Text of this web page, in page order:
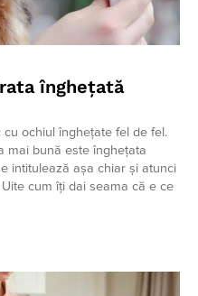
înghețată
ochiul înghețate fel de fel.
mai bună este înghețata
intitulează așa chiar și atunci
cum îți dai seama că e ce